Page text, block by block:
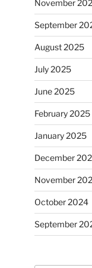
November
September
August 2025
July 2025
June 2025
February 2025
January 2025
December
November
October 2024
September